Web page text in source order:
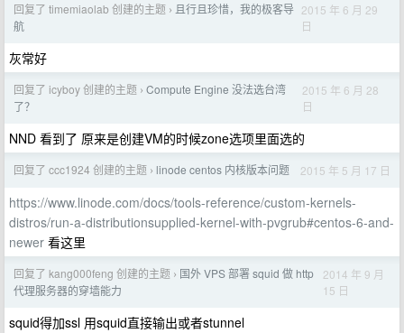
回复了 timemiaolab 创建的主题 › 且行且珍惜，我的极客导
航
2015 年 6 月 29
日
灰常好
回复了 icyboy 创建的主题 › Compute Engine 没法选台湾
了？
2015 年 6 月 28
日
NND 看到了 原来是创建VM的时候zone选项里面选的
回复了 ccc1924 创建的主题 › linode centos 内核版本问题 2015 年 5 月 17 日
https://www.linode.com/docs/tools-reference/custom-kernels-
distros/run-a-distributionsupplied-kernel-with-pvgrub#centos-6-and-
newer 看这里
回复了 kang000feng 创建的主题 › 国外 VPS 部署 squid 做 http
代理服务器的穿墙能力
2014 年 9 月
15 日
squid得加ssl 用squid直接输出或者stunnel